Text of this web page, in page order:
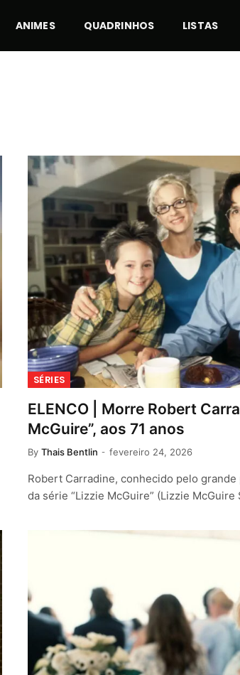
ANIMES QUADRINHOS LISTAS
SÉRIES
ELENCO | Morre Robert
McGuire”, aos 71 anos
By Thais Bentlin fevereiro 24, 2026
Robert Carradine, conhecido pelo
da série “Lizzie McGuire” (Lizzie